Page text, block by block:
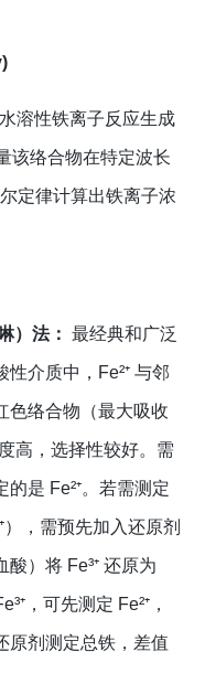
溶性铁离子反应生成
该络合物在特定波长
定律计算出铁离子浓
）法： 最经典和广泛
介质中，Fe²⁺ 与邻
色络合物（最大吸收
高，选择性较好。需
是 Fe²⁺。若需测定
），需预先加入还原剂
酸）将 Fe³⁺ 还原为
，可先测定 Fe²⁺，
原剂测定总铁，差值